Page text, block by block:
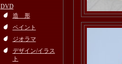
DVD
造 形
ペイント
ジオラマ
デザイン/イラス
ト